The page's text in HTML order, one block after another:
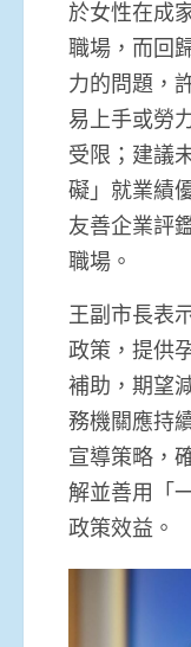
於女性在成
職場，而回
力的問題，
易上手或勞
受限；建議
礙」就業績
友善企業評
職場。
王副市長表
政策，提供
補助，期望
務機關應持
宣導策略，
解並善用「
政策效益。